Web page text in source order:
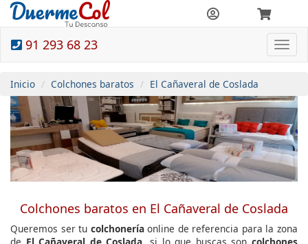
91 293 68 23
Inicio Colchones baratos El Cañaveral de Coslada
Colchones baratos en El Cañaveral de Coslada
Queremos ser tu colchoneríaonline de referencia para la zona